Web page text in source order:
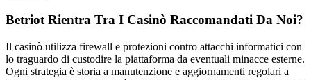
Betriot Rientra Tra I Casinò Raccomandati Da Noi?
Il casinò utilizza firewall e protezioni contro attacchi informatici con
lo traguardo di custodire la piattaforma da eventuali minacce esterne.
Ogni strategia è storia a manutenzione e aggiornamenti regolari a